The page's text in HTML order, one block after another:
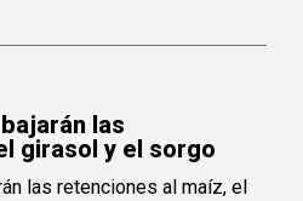
las
girasol y el sorgo